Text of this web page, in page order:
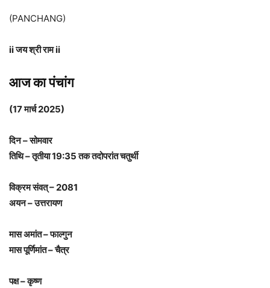
(PANCHANG)
ii जय श्री राम ii
आज का पंचांग
(17 मार्च 2025)
दिन – सोमवार
तिथि – तृतीया 19:35 तक तदोपरांत चतुर्थी
विक्रम संवत् – 2081
अयन – उत्तरायण
मास अमांत – फाल्गुन
मास पूर्णिमांत – चैत्र
पक्ष – कृष्ण